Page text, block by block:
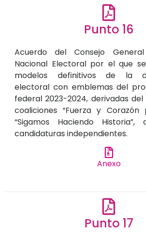
Punto 16
Acuerdo del Consejo
Nacional Electoral por el que
modelos definitivos de la
electoral con emblemas del
federal 2023-2024, derivadas
coaliciones “Fuerza y Corazón
“Sigamos Haciendo
candidaturas independientes.
Anexo
Punto 17